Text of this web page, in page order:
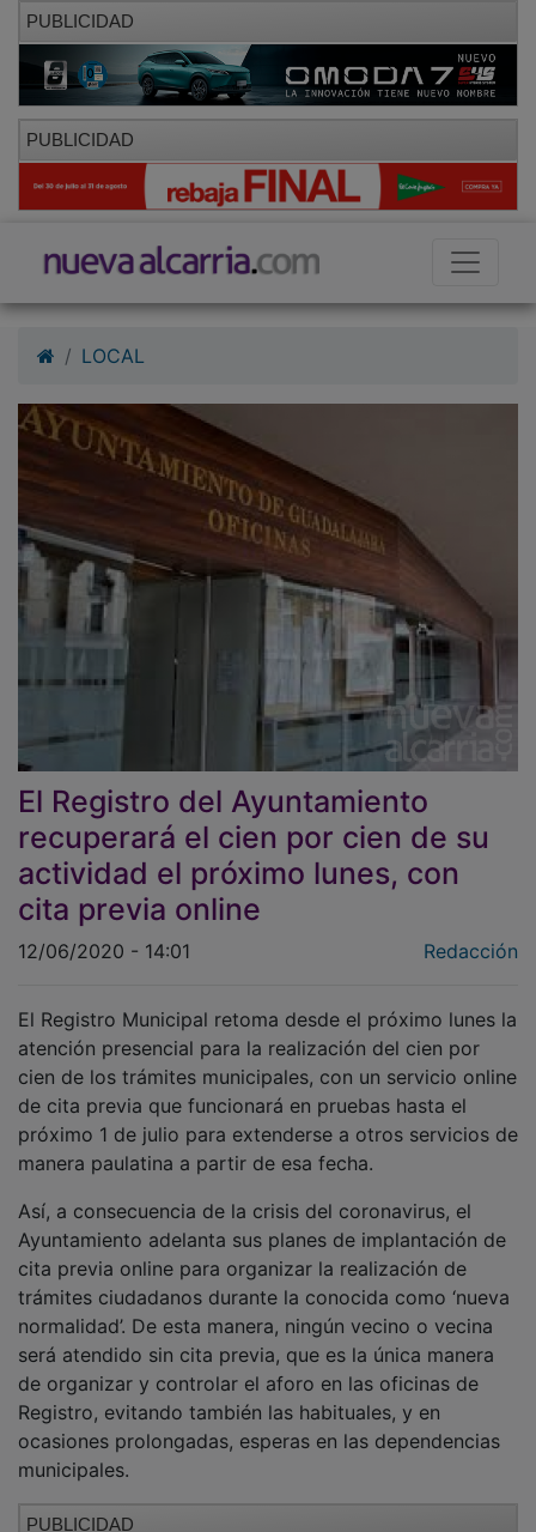
PUBLICIDAD
PUBLICIDAD
El Registro del Ayuntamiento
recuperará el cien por cien de su
actividad el próximo lunes, con
cita previa online
12/06/2020 - 14:01
atención presencial para la realización del cien por
cien de los trámites municipales, con un servicio online
de cita previa que funcionará en pruebas hasta el
próximo 1 de julio para extenderse a otros servicios de
manera paulatina a partir de esa fecha.
Ayuntamiento adelanta sus planes de implantación de
cita previa online para organizar la realización de
trámites ciudadanos durante la conocida como ‘nueva
normalidad’. De esta manera, ningún vecino o vecina
será atendido sin cita previa, que es la única manera
de organizar y controlar el aforo en las oficinas de
Registro, evitando también las habituales, y en
ocasiones prolongadas, esperas en las dependencias
municipales.